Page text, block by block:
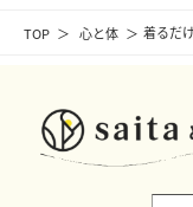
TOP 心と体 着るだ